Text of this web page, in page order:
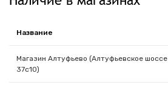
Название
Магазин Алтуфьево (Алтуфьевское шоссе
37с10)